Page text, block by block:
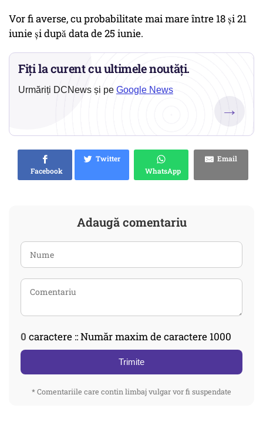
Vor fi averse, cu probabilitate mai mare între 18 și 21
iunie și după data de 25 iunie.
Fiți la curent cu ultimele noutăți.
Urmăriți DCNews și pe Google News
→
Facebook
Twitter
WhatsApp
Email
Adaugă comentariu
0 caractere :: Număr maxim de caractere 1000
Trimite
* Comentariile care contin limbaj vulgar vor fi suspendate